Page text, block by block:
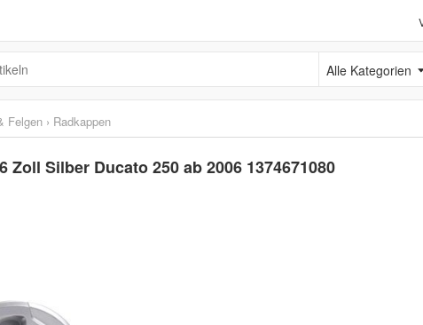
Alle Kategorien
Felgen › Radkappen
Silber Ducato 250 ab 2006 1374671080